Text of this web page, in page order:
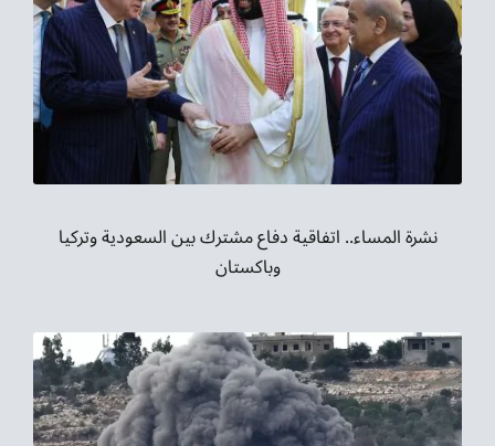
نشرة المساء.. اتفاقية دفاع مشترك بين السعودية وتركيا
وباكستان